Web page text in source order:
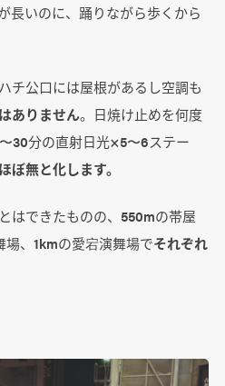
長いのに、踊りながら歩くから
チ公口には屋根があるし空調も
ありません。日焼け止めを何度
30分の直射日光×5〜6ステー
ほぼ無と化します。
はできたものの、550mの帯屋
、1kmの愛宕演舞場でそれぞれ